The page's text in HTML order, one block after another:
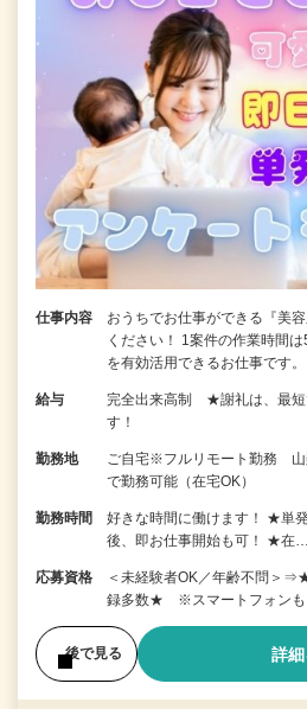
仕事内容
おうちでお仕事ができる『美
ください！ 1案件の作業時間
を有効活用できるお仕事です
給与
完全出来高制 ★謝礼は、最短
す！
勤務地
ご自宅※フルリモート勤務 山
で勤務可能（在宅OK）
勤務時間
好きな時間に働けます！ ★単
後、即お仕事開始も可！ ★在…
応募資格
＜未経験者OK／年齢不問＞
録多数★ ※スマートフォンも
後で見る 詳